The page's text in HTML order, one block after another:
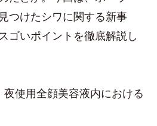
つけたシワに関する新事
ゴいポイントを徹底解説し
使用全顔美容液内における